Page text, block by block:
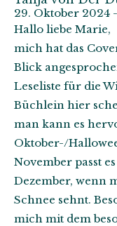
29. Oktober 2024
Hallo liebe Marie,
mich hat das
Blick
Leseliste für die
Büchlein hier
man kann es
Oktober-/
November passt
Dezember, wenn
Schnee sehnt.
mich mit dem